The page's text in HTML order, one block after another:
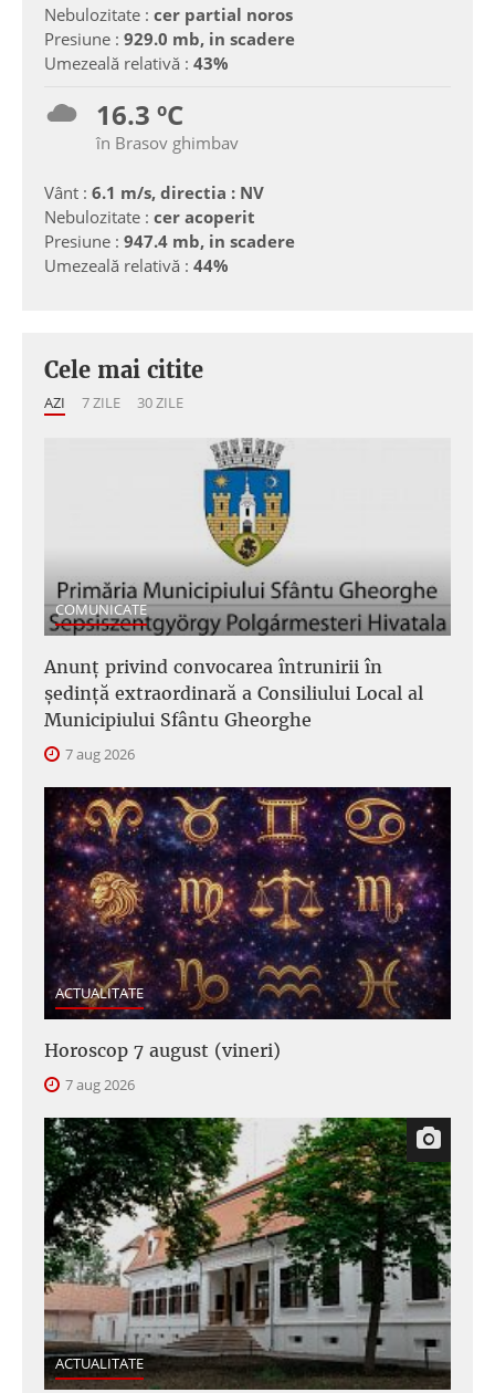
Nebulozitate : cer partial noros
Presiune : 929.0 mb, in scadere
Umezeală relativă : 43%
16.3 ºC
în Brasov ghimbav
Vânt : 6.1 m/s, directia : NV
Nebulozitate : cer acoperit
Presiune : 947.4 mb, in scadere
Umezeală relativă : 44%
Cele mai citite
AZI 7 ZILE 30 ZILE
COMUNICATE
Anunţ privind convocarea întrunirii în
şedinţă extraordinară a Consiliului Local al
Municipiului Sfântu Gheorghe
7 aug 2026
ACTUALITATE
Horoscop 7 august (vineri)
7 aug 2026
ACTUALITATE